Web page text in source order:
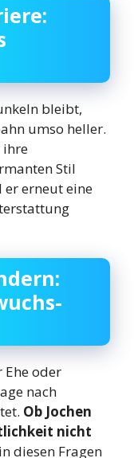
bleibt,
umso heller.
ihre
Stil
er erneut eine
Ehe oder
nach
Ob Jochen
nicht
diesen Fragen